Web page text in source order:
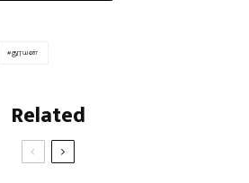
தூயன்
Related